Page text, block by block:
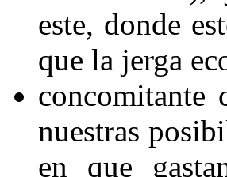
este, donde
que la jerga
nuestras
en que